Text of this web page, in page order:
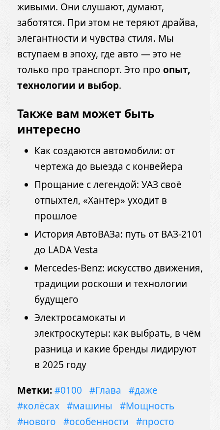
живыми. Они слушают, думают,
заботятся. При этом не теряют драйва,
элегантности и чувства стиля. Мы
вступаем в эпоху, где авто — это не
только про транспорт. Это про опыт,
технологии и выбор.
Также вам может быть
интересно
Как создаются автомобили: от
чертежа до выезда с конвейера
Прощание с легендой: УАЗ своё
отпыхтел, «Хантер» уходит в
прошлое
История АвтоВАЗа: путь от ВАЗ-2101
до LADA Vesta
Mercedes-Benz: искусство движения,
традиции роскоши и технологии
будущего
Электросамокаты и
электроскутеры: как выбрать, в чём
разница и какие бренды лидируют
в 2025 году
Метки:#0100 #Глава
#даже
#колёсах #машины
#Мощность
#нового
#особенности
#просто